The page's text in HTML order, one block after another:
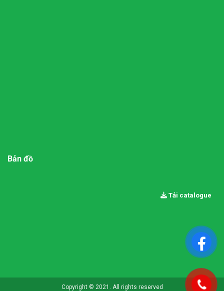
Tải catalogue
Bản đồ
Copyright © 2021. All rights reserved